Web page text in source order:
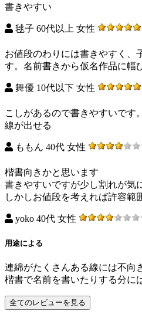
書きやすい
毬子 60代以上 女性
お値段のわりには書きやすく、
す。名前書きから仮名作品に幅
舞優 10代以下 女性
こしがあるので書きやすいです
線が出せる
ももん 40代 女性
楷書向きかと思います
書きやすいですが少し割れが気
しかしお値段を考えれば許容範
yoko 40代 女性
用途による
連綿がたくさんある線には不向
楷書で名前を書いたりする分に
全てのレビューを見る